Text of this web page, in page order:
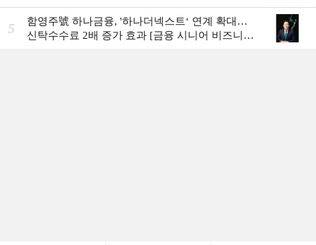
5
함영주號 하나금융, '하나더넥스트‘ 연계 확대…
신탁수수료 2배 증가 효과 [금융 시니어 비즈니스